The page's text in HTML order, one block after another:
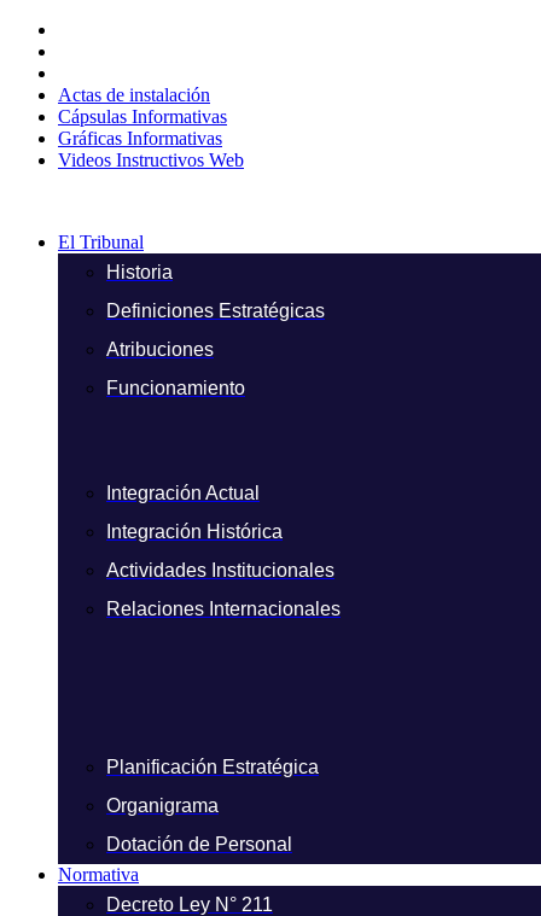
contenido
Actas de instalación
Cápsulas Informativas
Gráficas Informativas
Videos Instructivos Web
El Tribunal
Historia
Definiciones Estratégicas
Atribuciones
Funcionamiento
Integración Actual
Integración Histórica
Actividades Institucionales
Relaciones Internacionales
Planificación Estratégica
Organigrama
Dotación de Personal
Normativa
Decreto Ley N° 211